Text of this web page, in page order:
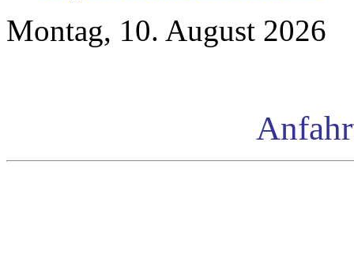
Montag, 10. August 2026